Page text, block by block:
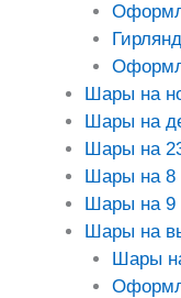
Шары на
Шары на
Шары на
Шары на 8
Шары на 9
Шары на
Шары